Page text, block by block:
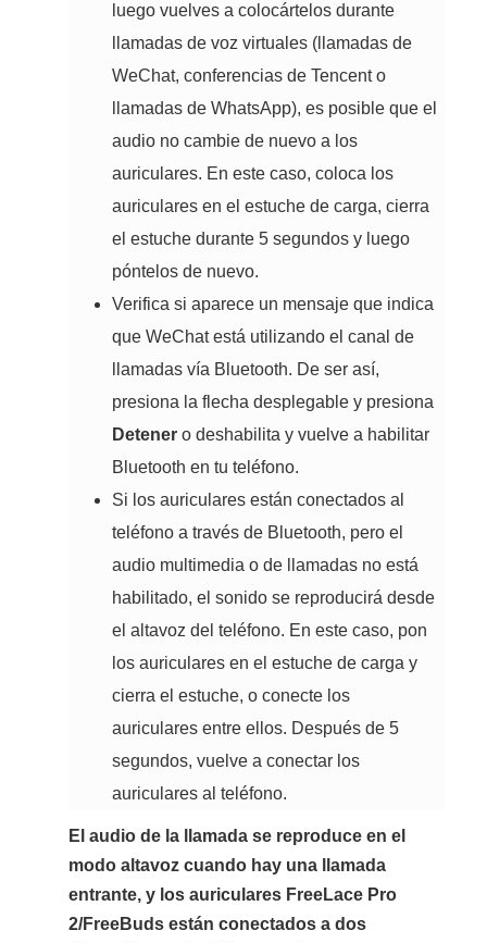
luego vuelves a colocártelos durante
llamadas de voz virtuales (llamadas de
WeChat, conferencias de Tencent o
llamadas de WhatsApp), es posible que el
audio no cambie de nuevo a los
auriculares. En este caso, coloca los
auriculares en el estuche de carga, cierra
el estuche durante 5 segundos y luego
póntelos de nuevo.
Verifica si aparece un mensaje que indica
que WeChat está utilizando el canal de
llamadas vía Bluetooth. De ser así,
presiona la flecha desplegable y presiona
Detener o deshabilita y vuelve a habilitar
Bluetooth en tu teléfono.
Si los auriculares están conectados al
teléfono a través de Bluetooth, pero el
audio multimedia o de llamadas no está
habilitado, el sonido se reproducirá desde
el altavoz del teléfono. En este caso, pon
los auriculares en el estuche de carga y
cierra el estuche, o conecte los
auriculares entre ellos. Después de 5
segundos, vuelve a conectar los
auriculares al teléfono.
El audio de la llamada se reproduce en el
modo altavoz cuando hay una llamada
entrante, y los auriculares FreeLace Pro
2/FreeBuds están conectados a dos